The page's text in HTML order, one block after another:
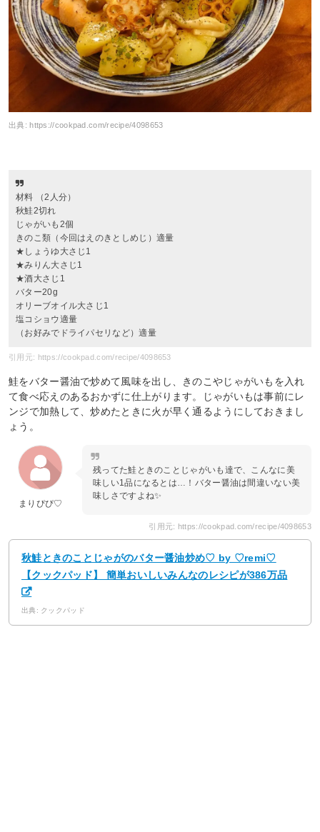
出典: https://cookpad.com/recipe/4098653
材料 （2人分）
秋鮭2切れ
じゃがいも2個
きのこ類（今回はえのきとしめじ）適量
★しょうゆ大さじ1
★みりん大さじ1
★酒大さじ1
バター20g
オリーブオイル大さじ1
塩コショウ適量
（お好みでドライパセリなど）適量
引用元: https://cookpad.com/recipe/4098653
鮭をバター醤油で炒めて風味を出し、きのこやじゃがいもを入れ
て食べ応えのあるおかずに仕上がります。じゃがいもは事前にレ
ンジで加熱して、炒めたときに火が早く通るようにしておきまし
ょう。
まりぴぴ♡
残ってた鮭ときのことじゃがいも達で、こんなに美
味しい1品になるとは…！バター醤油は間違いない美
味しさですよね✨
引用元: https://cookpad.com/recipe/4098653
秋鮭ときのことじゃがのバター醤油炒め♡ by ♡remi♡
【クックパッド】 簡単おいしいみんなのレシピが386万品
出典: クックパッド